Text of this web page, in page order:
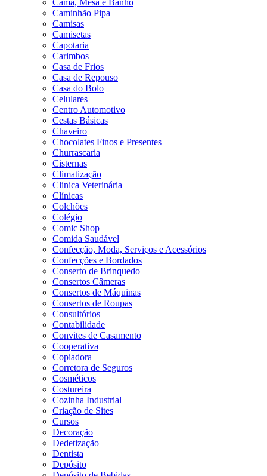
Cama, Mesa e Banho
Caminhão Pipa
Camisas
Camisetas
Capotaria
Carimbos
Casa de Frios
Casa de Repouso
Casa do Bolo
Celulares
Centro Automotivo
Cestas Básicas
Chaveiro
Chocolates Finos e Presentes
Churrascaria
Cisternas
Climatização
Clinica Veterinária
Clínicas
Colchões
Colégio
Comic Shop
Comida Saudável
Confecção, Moda, Serviços e Acessórios
Confecções e Bordados
Conserto de Brinquedo
Consertos Câmeras
Consertos de Máquinas
Consertos de Roupas
Consultórios
Contabilidade
Convites de Casamento
Cooperativa
Copiadora
Corretora de Seguros
Cosméticos
Costureira
Cozinha Industrial
Criação de Sites
Cursos
Decoração
Dedetização
Dentista
Depósito